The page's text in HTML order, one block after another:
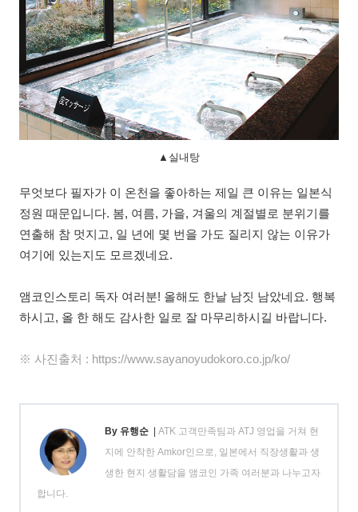
▲실내탕
무엇보다 필자가 이 온천을 좋아하는 제일 큰 이유는 일본식
정원 때문입니다. 봄, 여름, 가을, 겨울의 계절별로 분위기를
연출해 참 멋지고, 일 년에 몇 번을 가도 질리지 않는 이유가
여기에 있는지도 모르겠네요.
앰코인스토리 독자 여러분! 올해도 한날 남짓 남았네요. 행복
하시고, 올 한 해도 감사한 일로 잘 마무리하시길 바랍니다.
※ 사진출처 : https://www.sayanoyudokoro.co.jp/ko/
By 유행순 | ATK 고객만족팀과 ATJ 영업을 거쳐 현
지에 안착한 Amkor인으로, 일본에서 직장생활과 생
생한 현지 생활담을 앰코인 가족 여러분과 나누고자
합니다.